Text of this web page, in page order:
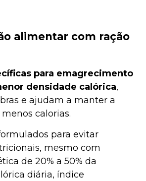
alimentar com ração
para emagrecimento
densidade calórica,
e ajudam a manter a
calorias.
para evitar
mesmo com
de 20% a 50% da
diária, índice